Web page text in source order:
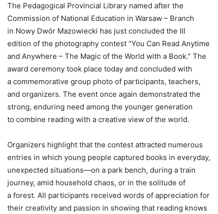
The Pedagogical Provincial Library named after the
Commission of National Education in Warsaw – Branch
in Nowy Dwór Mazowiecki has just concluded the III
edition of the photography contest “You Can Read Anytime
and Anywhere – The Magic of the World with a Book.” The
award ceremony took place today and concluded with
a commemorative group photo of participants, teachers,
and organizers. The event once again demonstrated the
strong, enduring need among the younger generation
to combine reading with a creative view of the world.
Organizers highlight that the contest attracted numerous
entries in which young people captured books in everyday,
unexpected situations—on a park bench, during a train
journey, amid household chaos, or in the solitude of
a forest. All participants received words of appreciation for
their creativity and passion in showing that reading knows